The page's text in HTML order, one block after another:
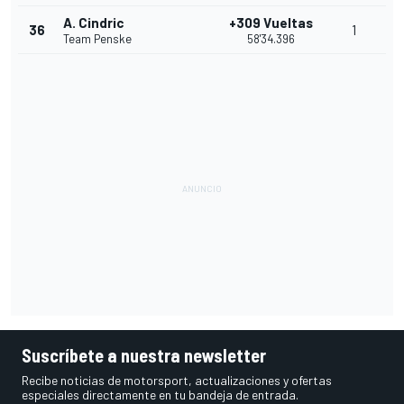
36 A. Cindric
Team Penske
+309 Vueltas
58'34.396
1
Suscríbete a nuestra newsletter
Recibe noticias de motorsport, actualizaciones y ofertas
especiales directamente en tu bandeja de entrada.